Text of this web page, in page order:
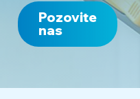
Pozovite
nas